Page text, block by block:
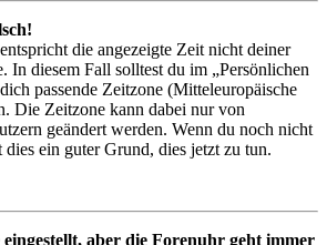
die angezeigte Zeit nicht deiner
In diesem Fall solltest du im „Persönlichen
passende Zeitzone (Mitteleuropäische
Die Zeitzone kann dabei nur von
geändert werden. Wenn du noch nicht
dies ein guter Grund, dies jetzt zu tun.
aber die Forenuhr geht immer